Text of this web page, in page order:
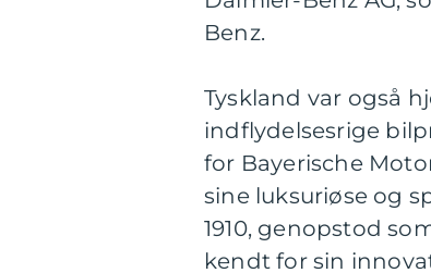
Benz.
Tyskland var også
indflydelsesrige
for Bayerische
sine luksuriøse og
1910, genopstod
kendt for sin